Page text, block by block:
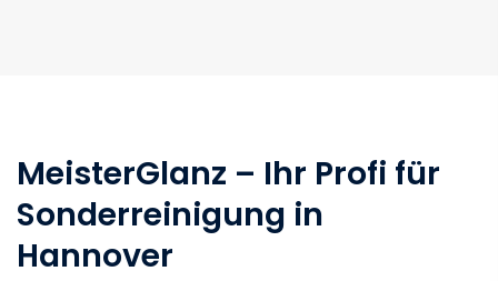
MeisterGlanz – Ihr Profi für
Sonderreinigung in
Hannover